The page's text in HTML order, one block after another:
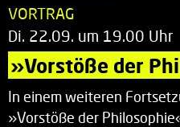
VORTRAG
Di. 22.09. um 19.00 Uhr
»Vorstöße der
In einem weiteren
»Vorstöße der